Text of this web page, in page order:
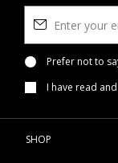
Prefer not to
I have read
SHOP